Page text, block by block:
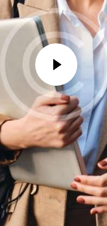
iste natus
voluptate velit esse
sint